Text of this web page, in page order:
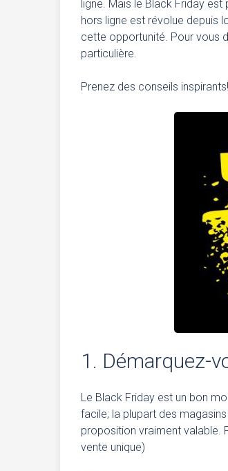
ligne. Mais le Black Friday
hors ligne est révolue depuis
cette opportunité. Pour vous
particulière.
Prenez des conseils inspirants!
1. Démarquez-
Le Black Friday est un bon
facile; la plupart des
proposition vraiment valable.
vente unique)